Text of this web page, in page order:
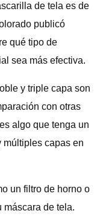
de tela es de
publicó
qué tipo de
sea más efectiva.
y triple capa son
con otras
algo que tenga un
múltiples capas en
un filtro de horno o
máscara de tela.